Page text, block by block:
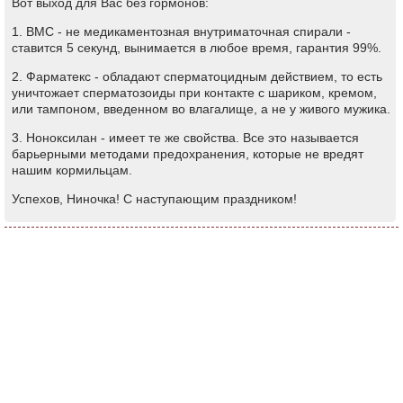
1. ВМС - не медикаментозная внутриматочная спирали -
ставится 5 секунд, вынимается в любое время, гарантия 99%.
2. Фарматекс - обладают сперматоцидным действием, то есть
уничтожает сперматозоиды при контакте с шариком, кремом,
или тампоном, введенном во влагалище, а не у живого мужика.
3. Ноноксилан - имеет те же свойства. Все это называется
барьерными методами предохранения, которые не вредят
нашим кормильцам.
Успехов, Ниночка! С наступающим праздником!